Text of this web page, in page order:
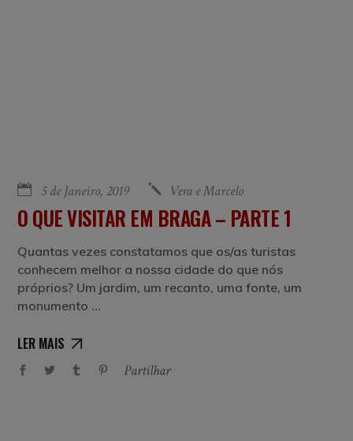
5 de Janeiro, 2019 Vera e Marcelo
O QUE VISITAR EM BRAGA – PARTE 1
Quantas vezes constatamos que os/as turistas
conhecem melhor a nossa cidade do que nós
próprios? Um jardim, um recanto, uma fonte, um
monumento
LER MAIS
Partilhar